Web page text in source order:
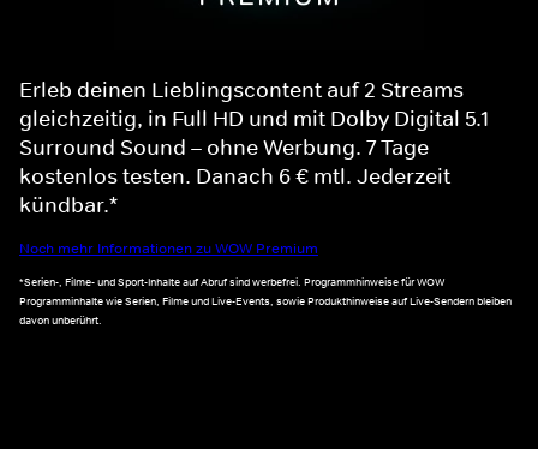
Erleb deinen Lieblingscontent auf 2 Streams
gleichzeitig, in Full HD und mit Dolby Digital 5.1
Surround Sound – ohne Werbung. 7 Tage
kostenlos testen. Danach 6 € mtl. Jederzeit
kündbar.*
Noch mehr Informationen zu WOW Premium
*Serien-, Filme- und Sport-Inhalte auf Abruf sind werbefrei. Programmhinweise für WOW
Programminhalte wie Serien, Filme und Live-Events, sowie Produkthinweise auf Live-Sendern bleiben
davon unberührt.